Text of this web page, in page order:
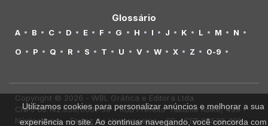
Glossário
A B C D E F G H I J K L M
N
O
P Q R S T U V W X Z 0-9
Copyright © 2026 - WBL Gráfica e Editora Ltda.
CNPJ 08.142.850/0001-36 - Rua Prefeito Takume Koike, 499 -
Núcleo Itaim - Ferraz de Vasconcelos - SP - CEP 08538-100
Utilizamos cookies para personalizar anúncios e melhorar a sua
experiência no site. Ao continuar navegando, você concorda com